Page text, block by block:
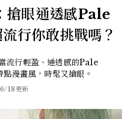
搶眼通透感Pale
行你敢挑戰嗎？
流行輕盈、通透感的Pale
漫畫風，時髦又搶眼。
18更新